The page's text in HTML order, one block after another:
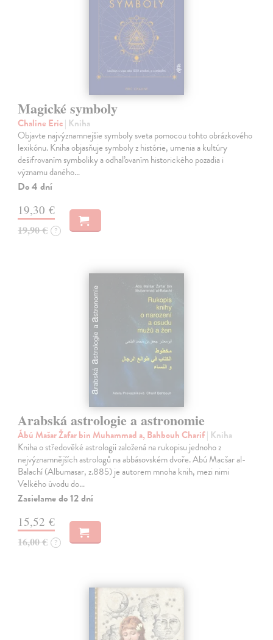
Magické symboly
Chaline Eric| Kniha
Objavte najvýznamnejšie symboly sveta pomocou tohto obrázkového
lexikónu. Kniha objasňuje symboly z histórie, umenia a kultúry
dešifrovaním symboliky a odhaľovaním historického pozadia i
významu daného…
Do 4 dní
19,30 €
19,90 € ?
Arabská astrologie a astronomie
Ábú Mašar Žafar bin Muhammad a, Bahbouh Charif| Kniha
Kniha o středověké astrologii založená na rukopisu jednoho z
nejvýznamnějších astrologů na abbásovském dvoře. Abú Macšar al-
Balachí (Albumasar, z.885) je autorem mnoha knih, mezi nimi
Velkého úvodu do…
Zasielame do 12 dní
15,52 €
16,00 € ?